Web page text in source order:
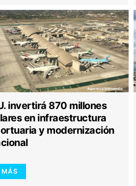
invertirá 870 millones
en infraestructura
y modernización
MÁS